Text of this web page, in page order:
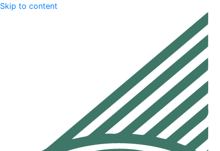
Skip to content